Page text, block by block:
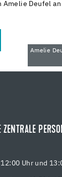
Deufel an
Amelie
ZENTRALE
Uhr und